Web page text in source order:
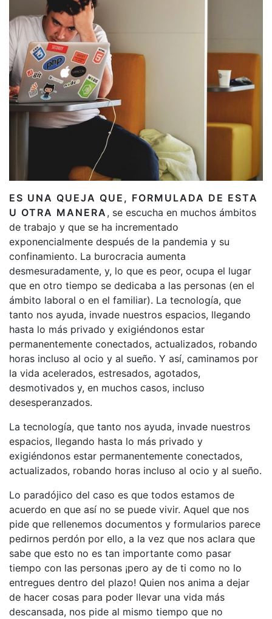
ES UNA QUEJA QUE, FORMULADA DE ESTA
U OTRA MANERA , se escucha en muchos ámbitos
de trabajo y que se ha incrementado
exponencialmente después de la pandemia y su
confinamiento. La burocracia aumenta
desmesuradamente, y, lo que es peor, ocupa el lugar
que en otro tiempo se dedicaba a las personas (en el
ámbito laboral o en el familiar). La tecnología, que
tanto nos ayuda, invade nuestros espacios, llegando
hasta lo más privado y exigiéndonos estar
permanentemente conectados, actualizados, robando
horas incluso al ocio y al sueño. Y así, caminamos por
la vida acelerados, estresados, agotados,
desmotivados y, en muchos casos, incluso
desesperanzados.
La tecnología, que tanto nos ayuda, invade nuestros
espacios, llegando hasta lo más privado y
exigiéndonos estar permanentemente conectados,
actualizados, robando horas incluso al ocio y al sueño.
Lo paradójico del caso es que todos estamos de
acuerdo en que así no se puede vivir. Aquel que nos
pide que rellenemos documentos y formularios parece
pedirnos perdón por ello, a la vez que nos aclara que
sabe que esto no es tan importante como pasar
tiempo con las personas ¡pero ay de ti como no lo
entregues dentro del plazo! Quien nos anima a dejar
de hacer cosas para poder llevar una vida más
descansada, nos pide al mismo tiempo que no